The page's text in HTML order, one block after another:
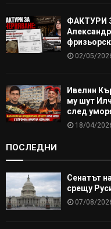
ФАКТУРИ
02/05/
Ивелин
му шут
след
18/04/
ПОСЛЕДНИ
Сенатът
срещу
07/08/